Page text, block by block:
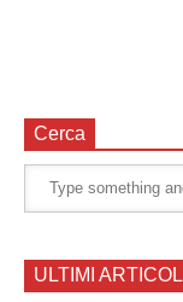
Cerca
ULTIMI ARTICOLI